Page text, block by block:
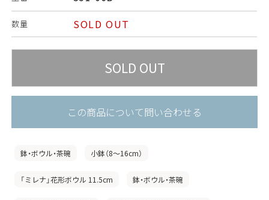
数量 SOLD OUT
この商品について問い合わせる
鉢・ボウル・茶碗 小鉢（8〜16cm）
「ミレナ」花形ボウル 11.5cm 鉢・ボウル・茶碗